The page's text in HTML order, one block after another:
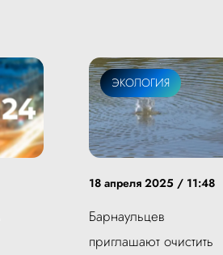
ЭКОЛОГИЯ
18 апреля 2025 / 11:48
Барнаульцев
приглашают очистить